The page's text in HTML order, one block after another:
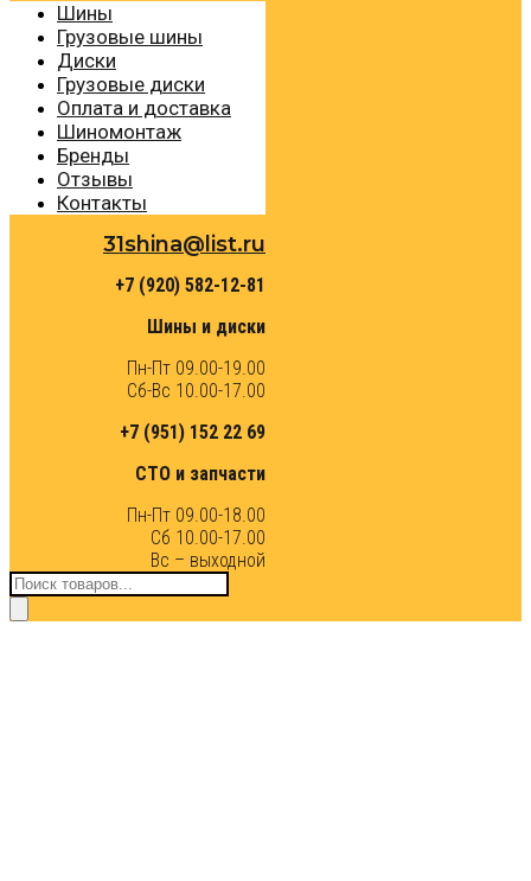
Шины
Грузовые шины
Диски
Грузовые диски
Оплата и доставка
Шиномонтаж
Бренды
Отзывы
Контакты
31shina@list.ru
+7 (920) 582-12-81
Шины и диски
Пн-Пт 09.00-19.00
Сб-Вс 10.00-17.00
+7 (951) 152 22 69
СТО и запчасти
Пн-Пт 09.00-18.00
Сб 10.00-17.00
Вс – выходной
Поиск
товаров